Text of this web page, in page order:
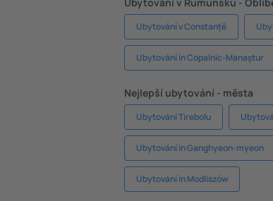
Ubytování v Constanțě
Ubytování in Copalnic-Manaștur
Nejlepší ubytování - města
Ubytování Tirebolu
Ubytování in Ganghyeon-myeon
Ubytování in Modliszów